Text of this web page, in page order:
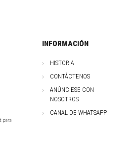
para
INFORMACIÓN
HISTORIA
CONTÁCTENOS
ANÚNCIESE CON
NOSOTROS
CANAL DE WHATSAPP